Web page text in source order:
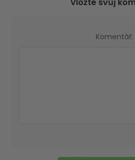
Vložte svůj
Komentář: